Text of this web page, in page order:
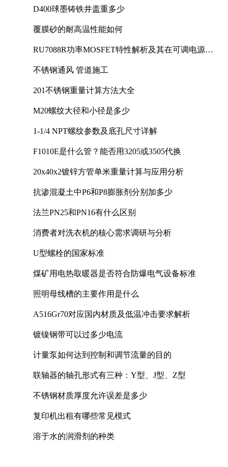
D400球墨铸铁井盖重多少
覆膜砂的耐高温性能如何
RU7088R功率MOSFET特性解析及其在可调电源设
不锈钢通风 管道施工
201不锈钢重量计算方法大全
M20螺纹大径和小径是多少
1-1/4 NPT螺纹参数及底孔尺寸详解
F1010E是什么管？能否用3205或3505代换
20x40x2镀锌方管单米重量计算与应用分析
抗渗混凝土中P6和P8膨胀剂分别加多少
法兰PN25和PN16有什么区别
消费者对洗衣机的核心需求调研与分析
U型螺栓的国家标准
煤矿用电热取暖器是否符合防爆电气设备标准
照明母线槽的主要作用是什么
A516Gr70对应国内材质及低温冲击要求解析
镀镍钢带可以过多少电流
计量泵如何达到控制和调节流量的目的
联轴器的轴孔形式有三种：Y型、J型、Z型
不锈钢材质厚度允许误差是多少
复印机出租有哪些常见模式
溶于水的润滑剂的种类